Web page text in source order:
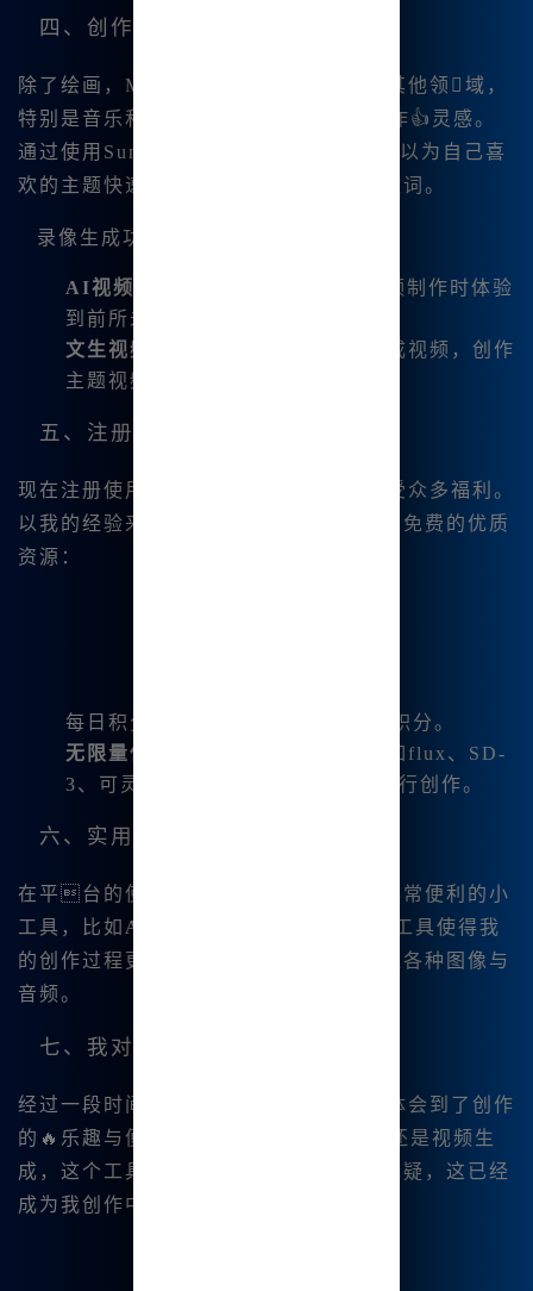
四、创作音乐与视频
除了绘画，Midjourney中文版还拓展到其他领域，
特别是音乐和视频.生成，增加了我的创作👍灵感。
通过使用 Suno V3.5音乐生成功能，我可以为自己喜
欢的主题快速生成背景音乐，甚至创建歌词。
录像生成功能：
AI视频Luma重磅上线
：让我在视频制作时体验
到前所未有的效果和视觉体验。
文生视频能力
：我可以根据文字生成视频，创作
主题视频也变得非常简单。
五、注册福利与用户体验
现在注册使用Mj中文绘画的用户可以享受众多福利。
以我的经验来看，新用户注册后能够得到免费的优质
资源：
每日积分奖励，最高可领取1825个积分。
无限量使用功能
：配合各项工具，如flux、SD-
3、可灵绘图等，让我随心所欲地进行创作。
六、实用小工具介绍
在平台的使用过程中，我发现了一些非常便利的小
工具，比如 AI抠图
。这些工具使得我
的创作过程更加高效，让我能够轻松处理各种图像与
音频。
七、我对Mj中文绘画的感想
经过一段时间的使用，Mj中文绘画让我体会到了创作
的🔥乐趣与便利。 无论是绘画、🔥音乐还是视频生
成，这个工具都为我提供了无限可能。无疑，这已经
成为我创作中😊不可或缺的伙伴。